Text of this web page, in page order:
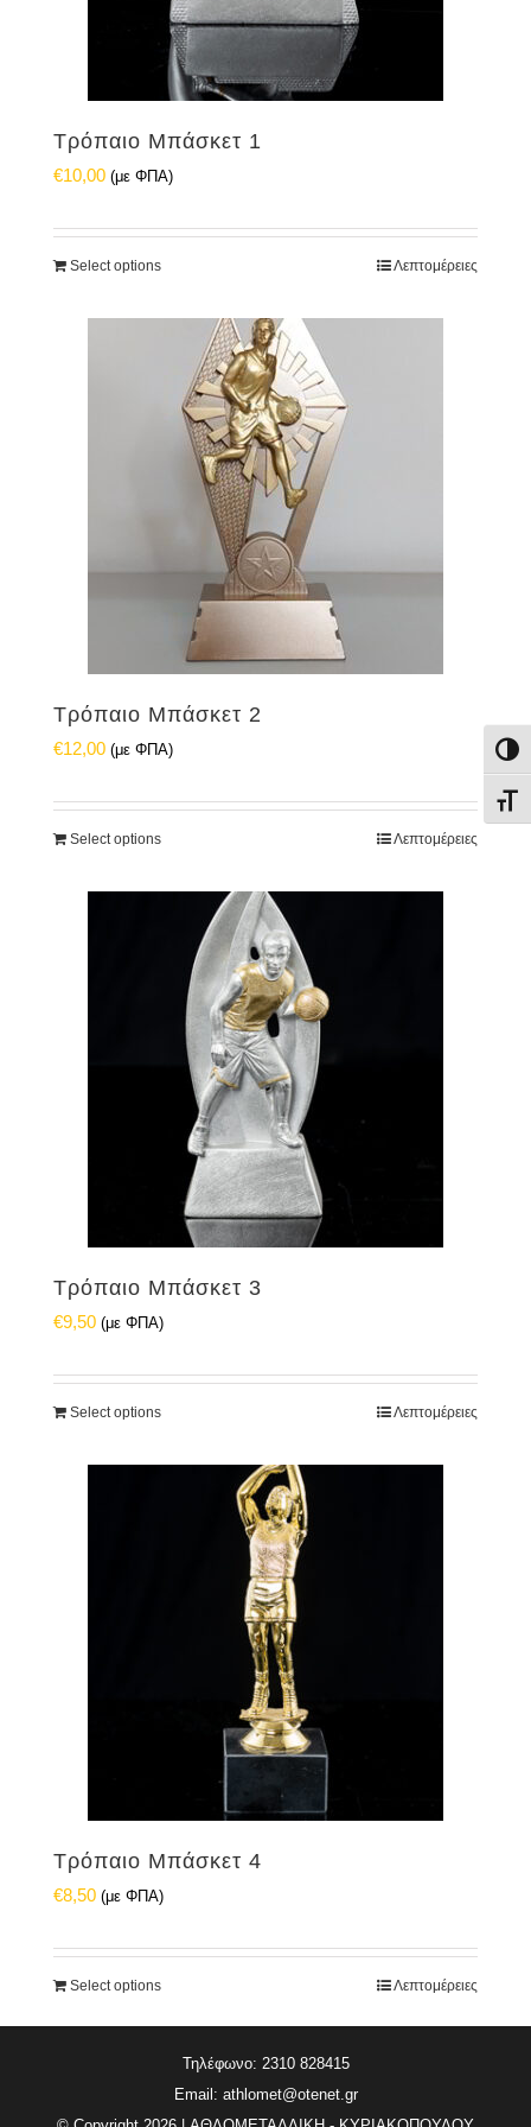
Τρόπαιο Μπάσκετ 1
€10,00 (με ΦΠΑ)
Select options Λεπτομέρειες
Τρόπαιο Μπάσκετ 2
€12,00 (με ΦΠΑ)
Select options Λεπτομέρειες
Τρόπαιο Μπάσκετ 3
€9,50 (με ΦΠΑ)
Select options Λεπτομέρειες
Τρόπαιο Μπάσκετ 4
€8,50 (με ΦΠΑ)
Select options Λεπτομέρειες
Τηλέφωνο: 2310 828415
Email: athlomet@otenet.gr